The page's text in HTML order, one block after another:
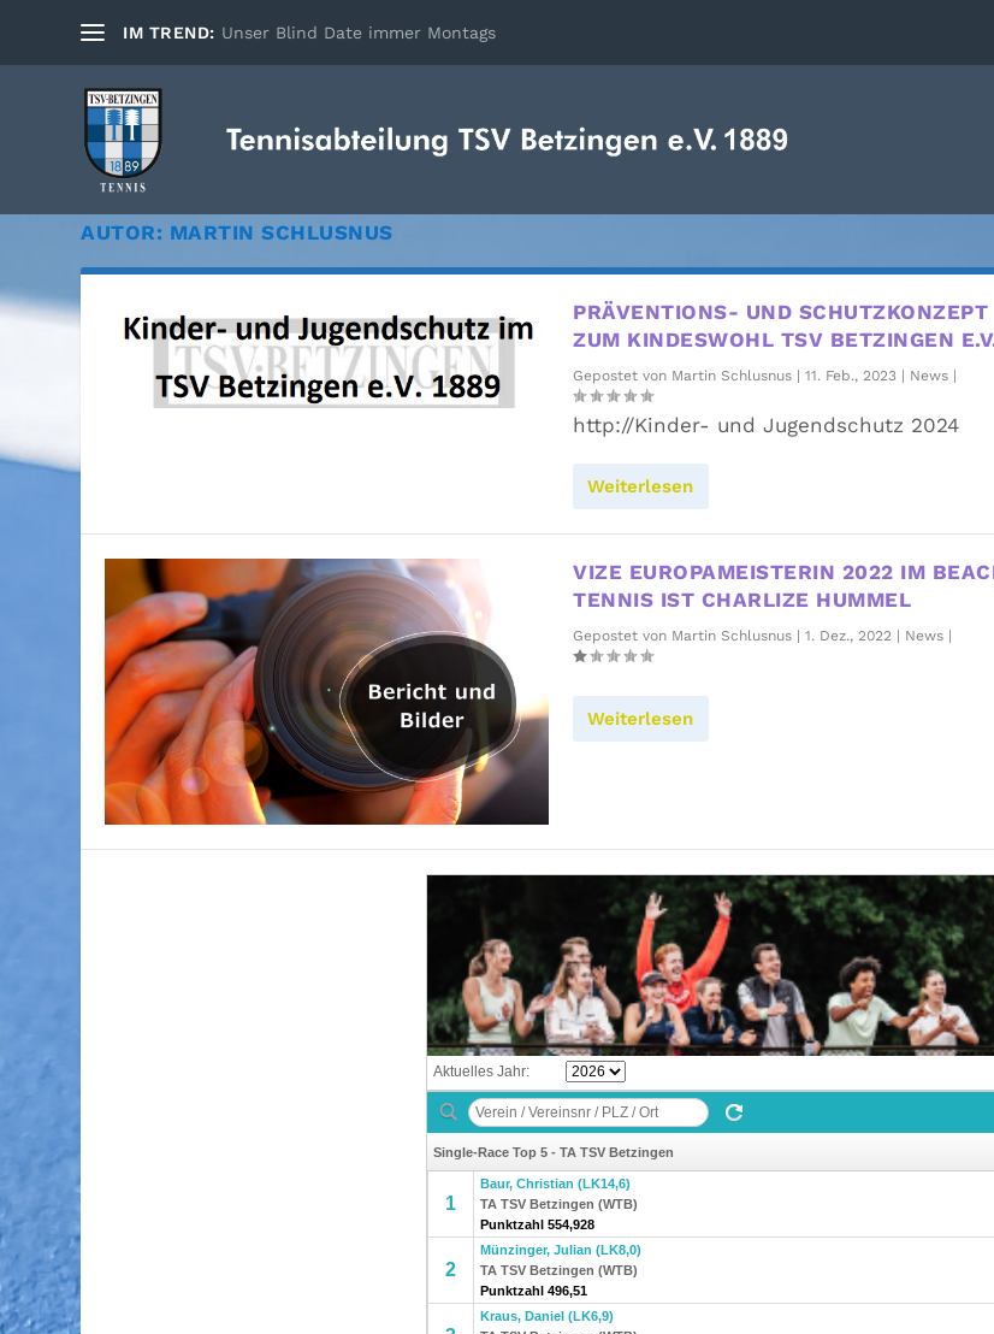
IM TREND: Unser Blind Date immer Montags
AUTOR: MARTIN SCHLUSNUS
PRÄVENTIONS- UND SCHUTZKONZEPT
ZUM KINDESWOHL TSV BETZINGEN
Gepostet von Martin Schlusnus |11. Feb., 2023 | News |
http://Kinder- und Jugendschutz 2024
Weiterlesen
VIZE EUROPAMEISTERIN 2022 IM
TENNIS IST CHARLIZE HUMMEL
Gepostet von Martin Schlusnus |1. Dez., 2022 | News |
Weiterlesen